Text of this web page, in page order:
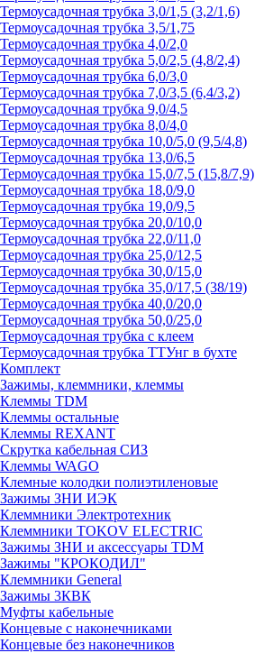
Термоусадочная трубка 3,0/1,5 (3,2/1,6)
Термоусадочная трубка 3,5/1,75
Термоусадочная трубка 4,0/2,0
Термоусадочная трубка 5,0/2,5 (4,8/2,4)
Термоусадочная трубка 6,0/3,0
Термоусадочная трубка 7,0/3,5 (6,4/3,2)
Термоусадочная трубка 9,0/4,5
Термоусадочная трубка 8,0/4,0
Термоусадочная трубка 10,0/5,0 (9,5/4,8)
Термоусадочная трубка 13,0/6,5
Термоусадочная трубка 15,0/7,5 (15,8/7,9)
Термоусадочная трубка 18,0/9,0
Термоусадочная трубка 19,0/9,5
Термоусадочная трубка 20,0/10,0
Термоусадочная трубка 22,0/11,0
Термоусадочная трубка 25,0/12,5
Термоусадочная трубка 30,0/15,0
Термоусадочная трубка 35,0/17,5 (38/19)
Термоусадочная трубка 40,0/20,0
Термоусадочная трубка 50,0/25,0
Термоусадочная трубка с клеем
Термоусадочная трубка ТТУнг в бухте
Комплект
Зажимы, клеммники, клеммы
Клеммы TDM
Клеммы остальные
Клеммы REXANT
Скрутка кабельная СИЗ
Клеммы WAGO
Клемные колодки полиэтиленовые
Зажимы ЗНИ ИЭК
Клеммники Электротехник
Клеммники TOKOV ELECTRIC
Зажимы ЗНИ и аксессуары TDM
Зажимы "КРОКОДИЛ"
Клеммники General
Зажимы 3КВК
Муфты кабельные
Концевые с наконечниками
Концевые без наконечников